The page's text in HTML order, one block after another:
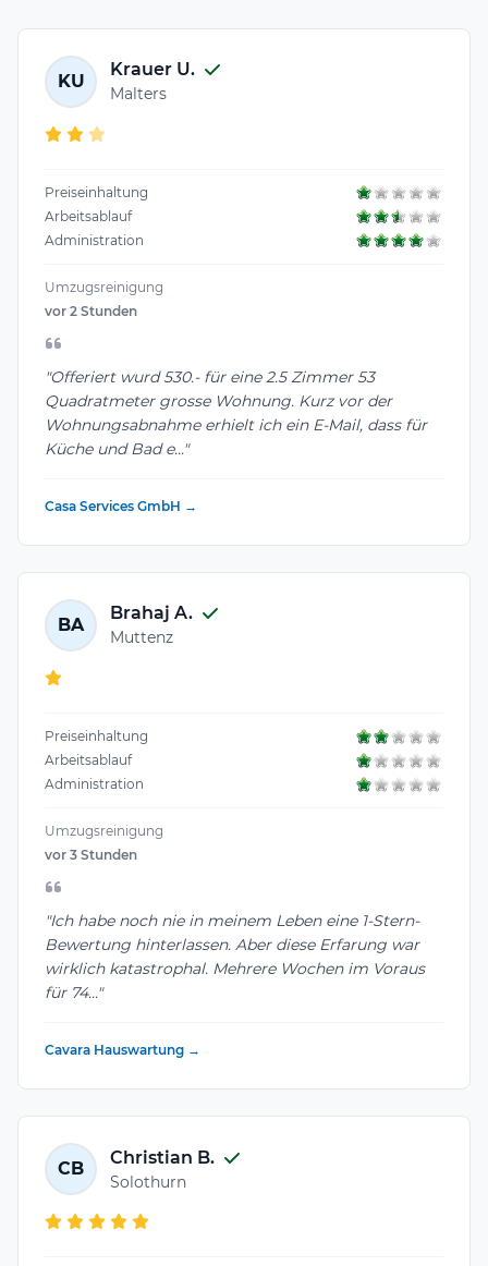
KU
Krauer U.
Malters
Preiseinhaltung
Arbeitsablauf
Administration
Umzugsreinigung
vor 2 Stunden
"Offeriert wurd 530.- für eine 2.5 Zimmer 53
Quadratmeter grosse Wohnung. Kurz vor der
Wohnungsabnahme erhielt ich ein E-Mail, dass für
Küche und Bad e..."
Casa Services GmbH →
BA
Brahaj A.
Muttenz
Preiseinhaltung
Arbeitsablauf
Administration
Umzugsreinigung
vor 3 Stunden
"Ich habe noch nie in meinem Leben eine 1-Stern-
Bewertung hinterlassen. Aber diese Erfarung war
wirklich katastrophal. Mehrere Wochen im Voraus
für 74..."
Cavara Hauswartung →
CB
Christian B.
Solothurn